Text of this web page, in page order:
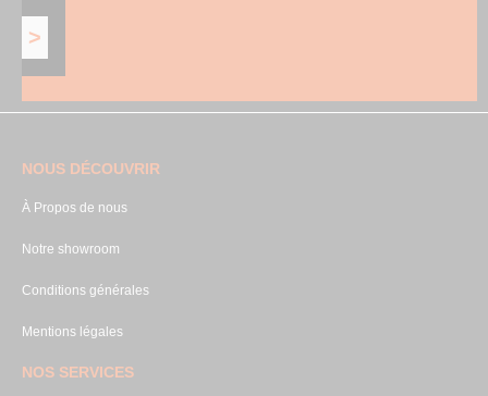
NOUS DÉCOUVRIR
À Propos de nous
Notre showroom
Conditions générales
Mentions légales
NOS SERVICES